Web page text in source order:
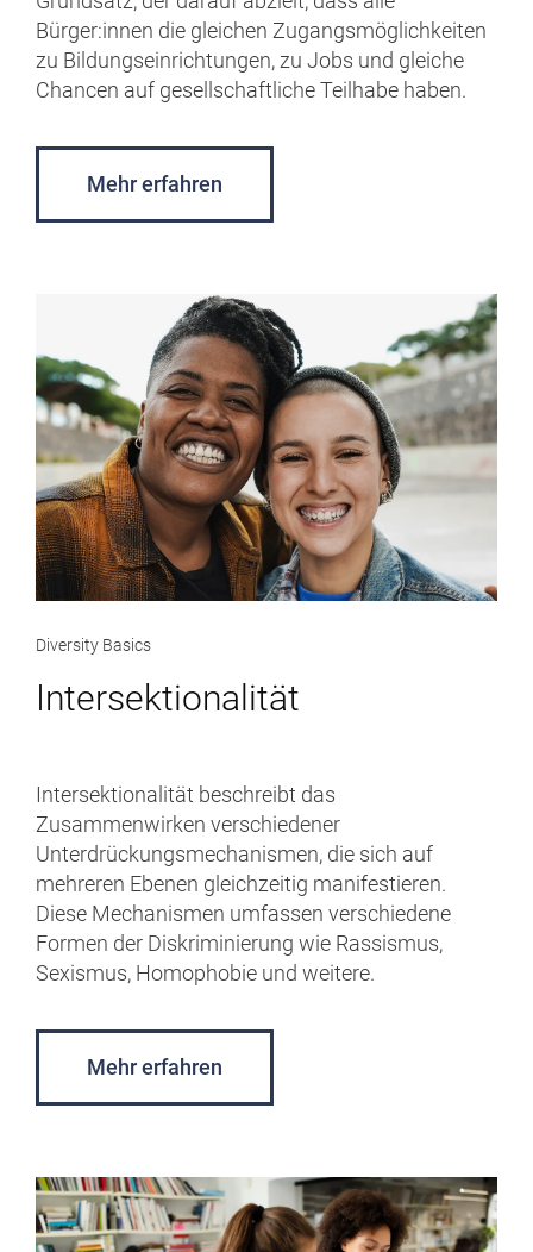
Bürger:innen die gleichen Zugangsmöglichkeiten
zu Bildungseinrichtungen, zu Jobs und gleiche
Chancen auf gesellschaftliche Teilhabe haben.
Mehr erfahren
Diversity Basics
Intersektionalität
Intersektionalität beschreibt das
Zusammenwirken verschiedener
Unterdrückungsmechanismen, die sich auf
mehreren Ebenen gleichzeitig manifestieren.
Diese Mechanismen umfassen verschiedene
Formen der Diskriminierung wie Rassismus,
Sexismus, Homophobie und weitere.
Mehr erfahren